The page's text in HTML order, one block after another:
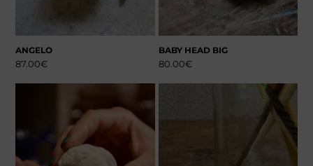
ANGELO
87.00€
BABY HEAD BIG
80.00€